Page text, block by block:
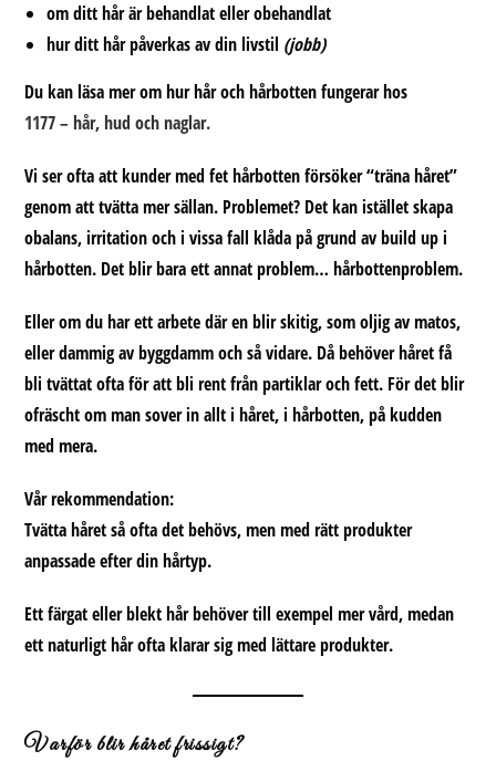
om ditt hår är behandlat eller obehandlat
hur ditt hår påverkas av din livstil (jobb)
Du kan läsa mer om hur hår och hårbotten fungerar hos
1177 – hår, hud och naglar.
Vi ser ofta att kunder med fet hårbotten försöker “träna håret”
genom att tvätta mer sällan. Problemet? Det kan istället skapa
obalans, irritation och i vissa fall klåda på grund av build up i
hårbotten. Det blir bara ett annat problem… hårbottenproblem.
Eller om du har ett arbete där en blir skitig, som oljig av matos,
eller dammig av byggdamm och så vidare. Då behöver håret få
bli tvättat ofta för att bli rent från partiklar och fett. För det blir
ofräscht om man sover in allt i håret, i hårbotten, på kudden
med mera.
Vår rekommendation:
Tvätta håret så ofta det behövs, men medrätt produkter
anpassade efter din hårtyp.
Ett färgat eller blekt hår behöver till exempel mer vård, medan
ett naturligt hår ofta klarar sig med lättare produkter.
Varför blir håret frissigt?